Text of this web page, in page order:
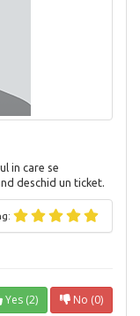
in care se
deschid un ticket.
Yes (2) No (0)